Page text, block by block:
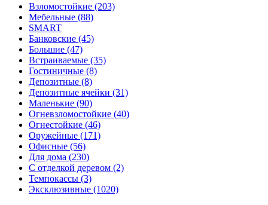
Взломостойкие (203)
Мебельные (88)
SMART
Банковские (45)
Большие (47)
Встраиваемые (35)
Гостиничные (8)
Депозитные (8)
Депозитные ячейки (31)
Маленькие (90)
Огневзломостойкие (40)
Огнестойкие (46)
Оружейные (171)
Офисные (56)
Для дома (230)
С отделкой деревом (2)
Темпокассы (3)
Эксклюзивные (1020)